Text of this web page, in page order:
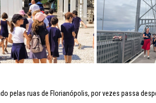
pelas ruas de Florianópolis, por vezes passa